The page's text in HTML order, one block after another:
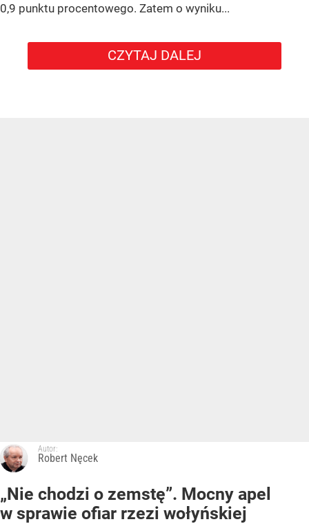
0,9 punktu procentowego. Zatem o wyniku...
CZYTAJ DALEJ
Autor:
Robert Nęcek
„Nie chodzi o zemstę”. Mocny apel
w sprawie ofiar rzezi wołyńskiej